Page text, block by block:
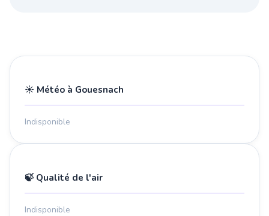
☀️ Météo à Gouesnach
Indisponible
🍃 Qualité de l'air
Indisponible